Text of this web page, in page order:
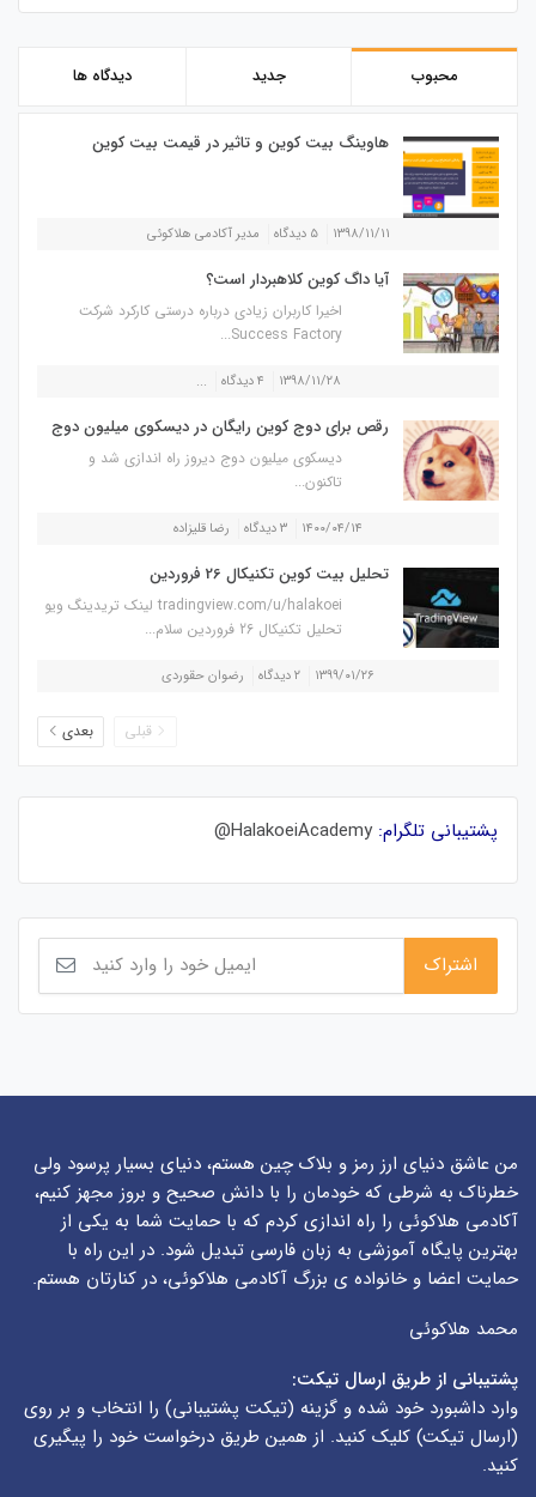
محبوب جدید دیدگاه ها
هاوینگ بیت کوین و تاثیر در قیمت بیت کوین
۱۳۹۸/۱۱/۱۱ ۵ دیدگاه مدیر آکادمی هلاکوئی
آیا داگ کوین کلاهبردار است؟
اخیرا کاربران زیادی درباره درستی کارکرد شرکت
Success Factory...
۱۳۹۸/۱۱/۲۸ ۴ دیدگاه ...
رقص برای دوج کوین رایگان در دیسکوی میلیون دوج
دیسکوی میلیون دوج دیروز راه اندازی شد و
تاکنون...
۱۴۰۰/۰۴/۱۴ ۳ دیدگاه رضا قلیزاده
تحلیل بیت کوین تکنیکال 26 فروردین
tradingview.com/u/halakoei لینک تریدینگ ویو
تحلیل تکنیکال 26 فروردین سلام...
۱۳۹۹/۰۱/۲۶ ۲ دیدگاه رضوان حقوردی
قبلی بعدی
پشتیبانی تلگرام: HalakoeiAcademy@
من عاشق دنیای ارز رمز و بلاک چین هستم، دنیای بسیار پرسود ولی
خطرناک به شرطی که خودمان را با دانش صحیح و بروز مجهز کنیم،
آکادمی هلاکوئی را راه اندازی کردم که با حمایت شما به یکی از
بهترین پایگاه آموزشی به زبان فارسی تبدیل شود. در این راه با
حمایت اعضا و خانواده ی بزرگ آکادمی هلاکوئی، در کنارتان هستم.
محمد هلاکوئی
پشتیبانی از طریق ارسال تیکت:
وارد داشبورد خود شده و گزینه (تیکت پشتیبانی) را انتخاب و بر روی
(ارسال تیکت) کلیک کنید. از همین طریق درخواست خود را پیگیری
کنید.